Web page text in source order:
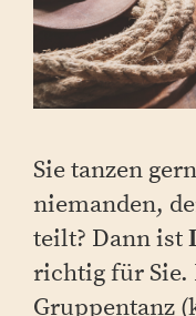
Sie tanzen
niemanden,
teilt? Dann ist
richtig für Sie.
Gruppentanz